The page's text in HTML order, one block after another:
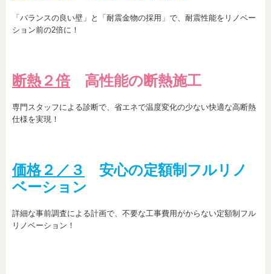
「バランスの良い壁」と「耐震金物の採用」で、耐震性能をリノベー
ション前の2倍に！
断熱２倍 高性能の断熱施工
専門スタッフによる診断で、省エネで温度変化の少ない快適な高断熱
仕様を実現！
価格２／３
安心の定額制フルリノ
ベーション
詳細な事前調査による計画で、不要な工事費用がからない定額制フル
リノベーション！